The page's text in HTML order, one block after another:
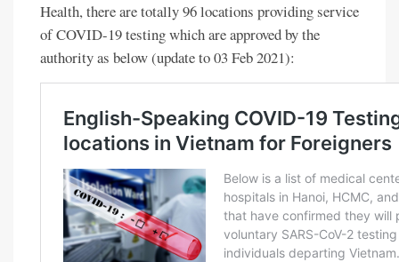
Health, there are totally 96 locations providing service
of COVID-19 testing which are approved by the
authority as below (update to 03 Feb 2021):